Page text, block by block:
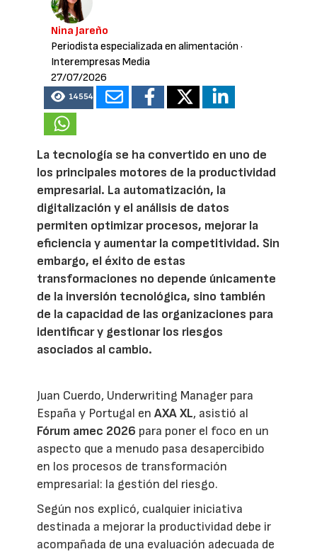
Nina Jareño
Periodista especializada en alimentación ·
Interempresas Media
27/07/2026
14554
La tecnología se ha convertido en uno de
los principales motores de la productividad
empresarial. La automatización, la
digitalización y el análisis de datos
permiten optimizar procesos, mejorar la
eficiencia y aumentar la competitividad. Sin
embargo, el éxito de estas
transformaciones no depende únicamente
de la inversión tecnológica, sino también
de la capacidad de las organizaciones para
identificar y gestionar los riesgos
asociados al cambio.
Juan Cuerdo, Underwriting Manager para
España y Portugal enAXA XL, asistió al
Fórum amec 2026 para poner el foco en un
aspecto que a menudo pasa desapercibido
en los procesos de transformación
empresarial: la gestión del riesgo.
Según nos explicó, cualquier iniciativa
destinada a mejorar la productividad debe ir
acompañada de una evaluación adecuada de